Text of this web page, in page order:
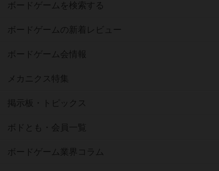
ボードゲームを検索する
ボードゲームの新着レビュー
ボードゲーム会情報
メカニクス特集
掲示板・トピックス
ボドとも・会員一覧
ボードゲーム業界コラム